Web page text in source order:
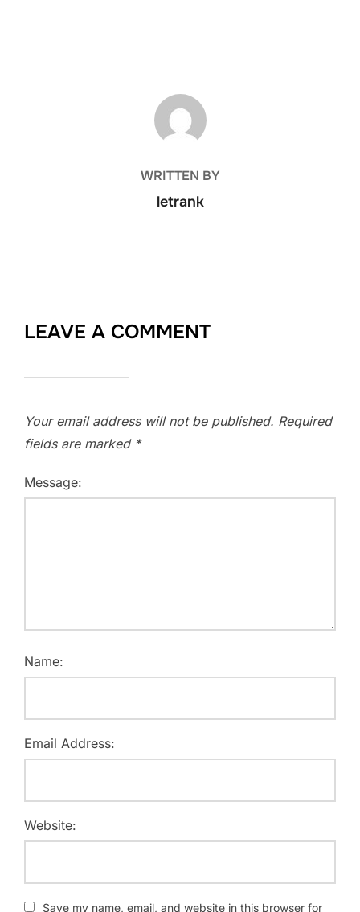
POST AUTHOR
WRITTEN BY
letrank
LEAVE A COMMENT
Your email address will not be published. Required
fields are marked *
Message:
Name:
Email Address:
Website:
Save my name, email, and website in this browser for